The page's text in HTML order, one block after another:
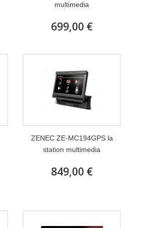
multimedia
699,00 €
ZENEC ZE-MC194GPS la
station multimedia
849,00 €